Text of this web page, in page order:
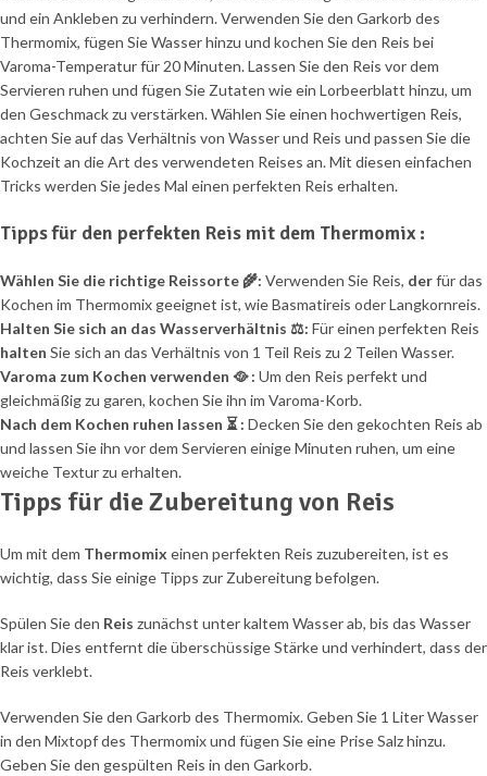
und ein Ankleben zu verhindern. Verwenden Sie den Garkorb des
Thermomix, fügen Sie Wasser hinzu und kochen Sie den Reis bei
Varoma-Temperatur für 20 Minuten. Lassen Sie den Reis vor dem
Servieren ruhen und fügen Sie Zutaten wie ein Lorbeerblatt hinzu, um
den Geschmack zu verstärken. Wählen Sie einen hochwertigen Reis,
achten Sie auf das Verhältnis von Wasser und Reis und passen Sie die
Kochzeit an die Art des verwendeten Reises an. Mit diesen einfachen
Tricks werden Sie jedes Mal einen perfekten Reis erhalten.
Tipps für den perfekten Reis mit dem Thermomix :
Wählen Sie die richtige Reissorte 🌾: Verwenden Sie Reis, derfür das
Kochen im Thermomix geeignet ist, wie Basmatireis oder Langkornreis.
Halten Sie sich an das Wasserverhältnis ⚖️: Für einen perfekten Reis
halten Sie sich an das Verhältnis von 1 Teil Reis zu 2 Teilen Wasser.
Varoma zum Kochen verwenden 🥘 : Um den Reis perfekt und
gleichmäßig zu garen, kochen Sie ihn im Varoma-Korb.
Nach dem Kochen ruhen lassen ⏳ : Decken Sie den gekochten Reis ab
und lassen Sie ihn vor dem Servieren einige Minuten ruhen, um eine
weiche Textur zu erhalten.
Tipps für die Zubereitung von Reis
Um mit dem Thermomix einen perfekten Reis zuzubereiten, ist es
wichtig, dass Sie einige Tipps zur Zubereitung befolgen.
Spülen Sie den Reis zunächst unter kaltem Wasser ab, bis das Wasser
klar ist. Dies entfernt die überschüssige Stärke und verhindert, dass der
Reis verklebt.
Verwenden Sie den Garkorb des Thermomix. Geben Sie 1 Liter Wasser
in den Mixtopf des Thermomix und fügen Sie eine Prise Salz hinzu.
Geben Sie den gespülten Reis in den Garkorb.